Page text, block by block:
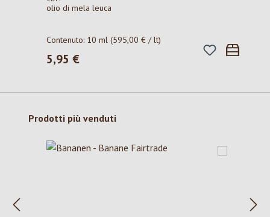
olio di mela leuca
Contenuto: 10 ml(595,00 € / lt)
Prezzo normale:
5,95 €
Salta la galleria dei prodotti
Prodotti più venduti